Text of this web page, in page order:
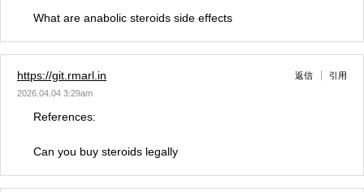
What are anabolic steroids side effects
https://git.rmarl.in
2026.04.04 3:29am
返信 引用
References:
Can you buy steroids legally